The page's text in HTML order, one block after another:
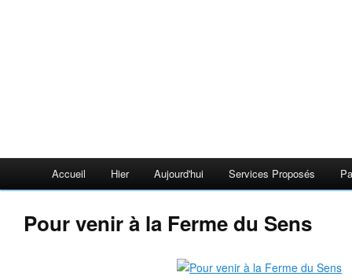
Accueil Hier Aujourd'hui Services Proposés
Pour venir à la Ferme du Sens